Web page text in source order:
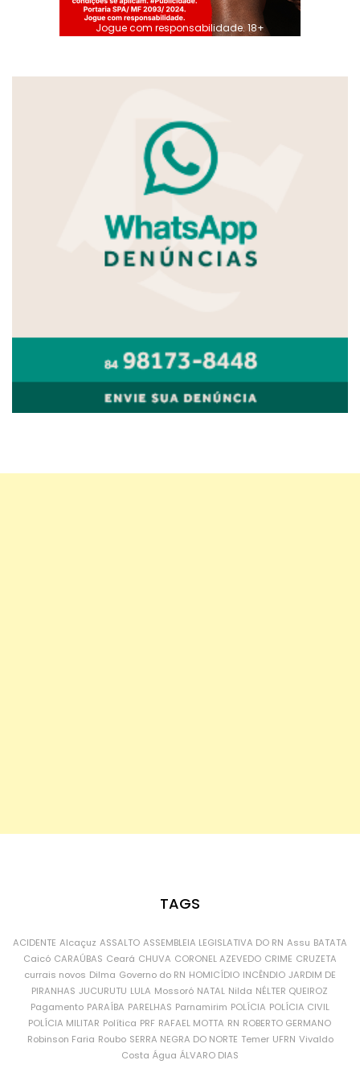
Jogue com responsabilidade. 18+
TAGS
ACIDENTE Alcaçuz ASSALTO ASSEMBLEIA LEGISLATIVA DO RN Assu BATATA
Caicó CARAÚBAS Ceará CHUVA CORONEL AZEVEDO CRIME CRUZETA
currais novos Dilma Governo do RN HOMICÍDIO INCÊNDIO JARDIM DE
PIRANHAS JUCURUTU LULA Mossoró NATAL Nilda NÉLTER QUEIROZ
Pagamento PARAÍBA PARELHAS Parnamirim POLÍCIA POLÍCIA CIVIL
POLÍCIA MILITAR Política PRF RAFAEL MOTTA RN ROBERTO GERMANO
Robinson Faria Roubo SERRA NEGRA DO NORTE Temer UFRN Vivaldo
Costa Água ÁLVARO DIAS